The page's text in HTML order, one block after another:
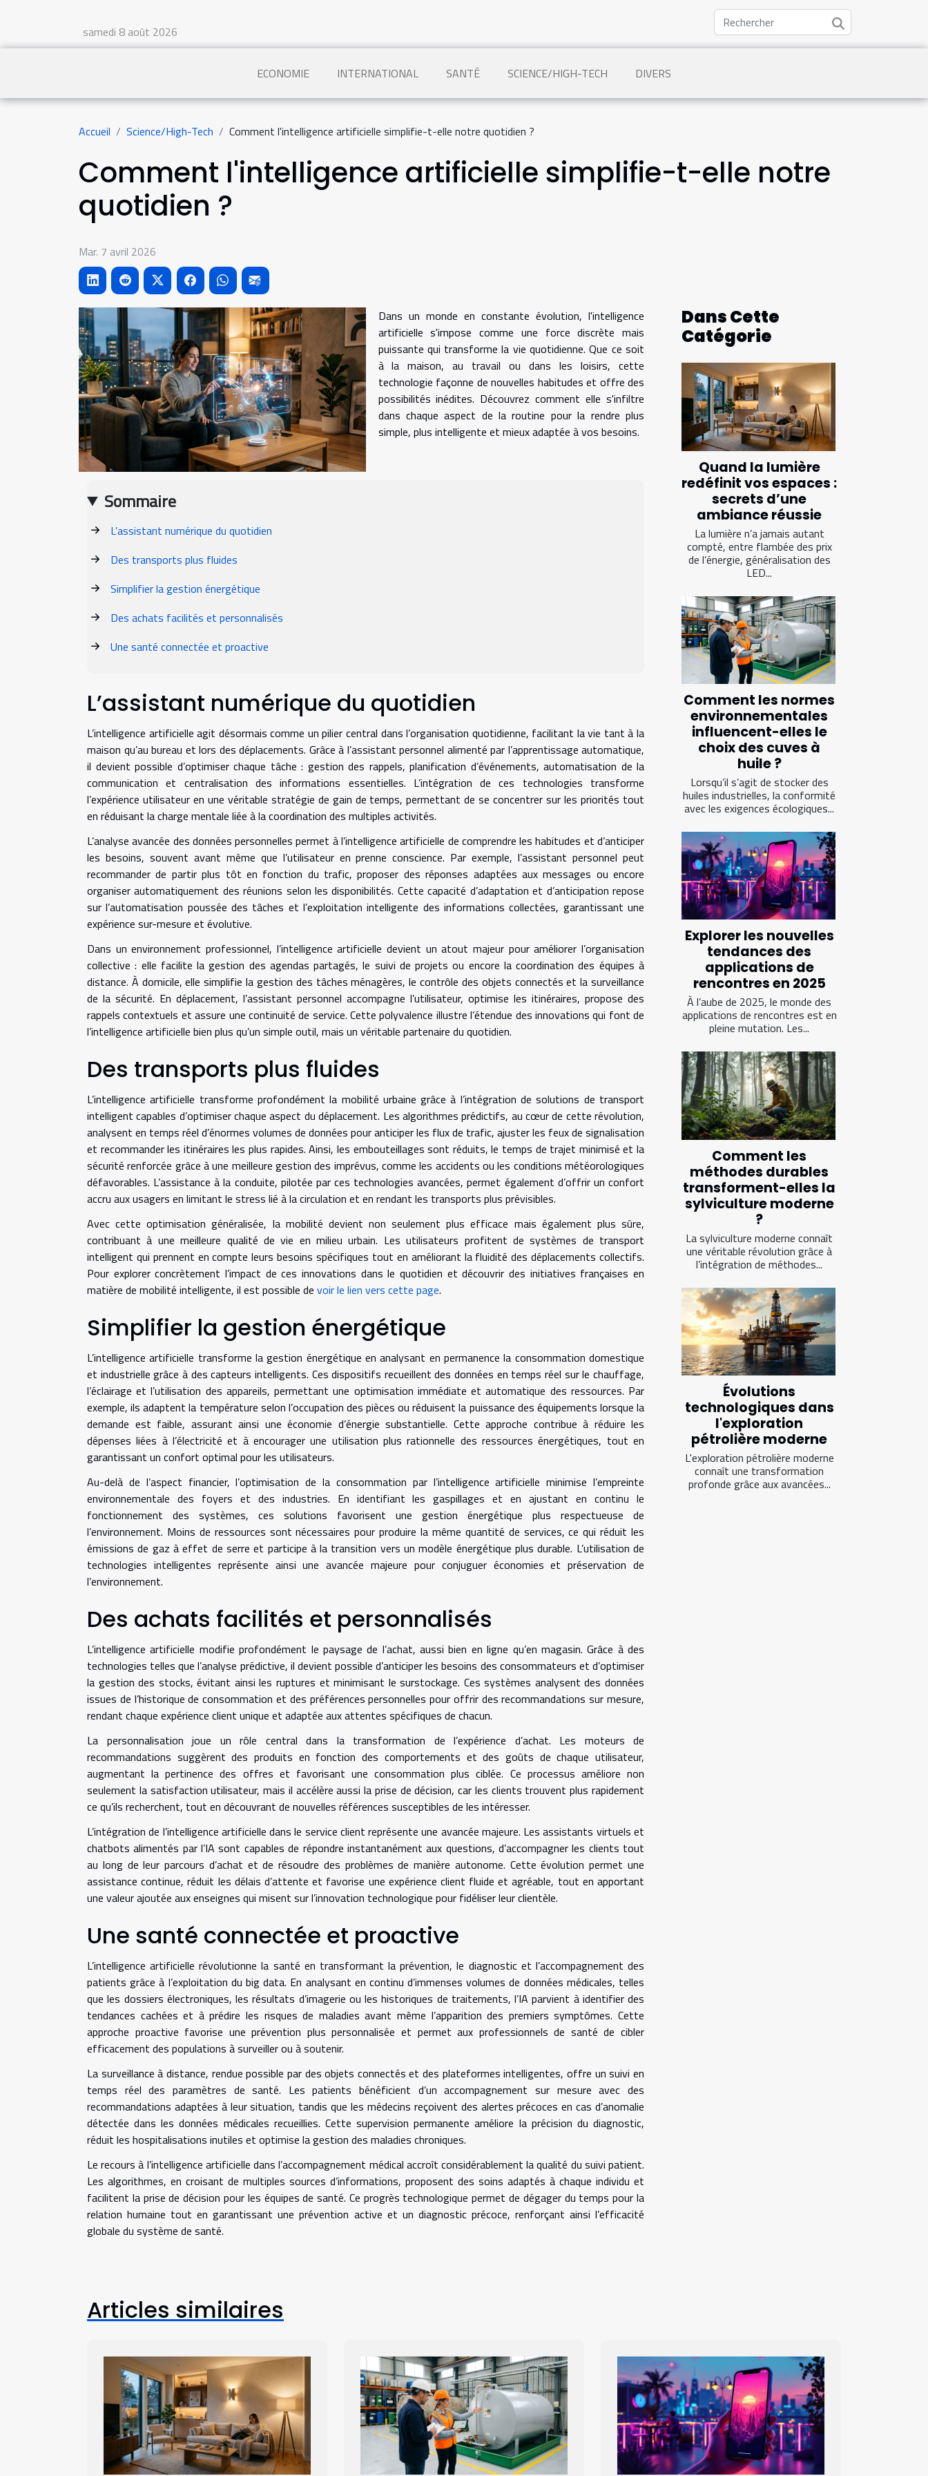
samedi 8 août 2026
ECONOMIE INTERNATIONAL SANTÉ SCIENCE/HIGH-TECH DIVERS
Accueil Science/High-Tech Comment l'intelligence artificielle simplifie-t-elle notre quotidien ?
Comment l'intelligence artificielle simplifie-t-elle notre
quotidien ?
Mar. 7 avril 2026
Sommaire
L’assistant numérique du quotidien
Des transports plus fluides
Simplifier la gestion énergétique
Des achats facilités et personnalisés
Une santé connectée et proactive
Dans un monde en constante évolution, l'intelligence
artificielle s'impose comme une force discrète mais
puissante qui transforme la vie quotidienne. Que ce soit
à la maison, au travail ou dans les loisirs, cette
technologie façonne de nouvelles habitudes et offre des
possibilités inédites. Découvrez comment elle s'infiltre
dans chaque aspect de la routine pour la rendre plus
simple, plus intelligente et mieux adaptée à vos besoins.
L’assistant numérique du quotidien
L’intelligence artificielle agit désormais comme un pilier central dans l’organisation quotidienne, facilitant la vie tant à la
maison qu’au bureau et lors des déplacements. Grâce à l’assistant personnel alimenté par l’apprentissage automatique,
il devient possible d’optimiser chaque tâche : gestion des rappels, planification d’événements, automatisation de la
communication et centralisation des informations essentielles. L’intégration de ces technologies transforme
l’expérience utilisateur en une véritable stratégie de gain de temps, permettant de se concentrer sur les priorités tout
en réduisant la charge mentale liée à la coordination des multiples activités.
L’analyse avancée des données personnelles permet à l’intelligence artificielle de comprendre les habitudes et d’anticiper
les besoins, souvent avant même que l’utilisateur en prenne conscience. Par exemple, l’assistant personnel peut
recommander de partir plus tôt en fonction du trafic, proposer des réponses adaptées aux messages ou encore
organiser automatiquement des réunions selon les disponibilités. Cette capacité d’adaptation et d’anticipation repose
sur l’automatisation poussée des tâches et l’exploitation intelligente des informations collectées, garantissant une
expérience sur-mesure et évolutive.
Dans un environnement professionnel, l’intelligence artificielle devient un atout majeur pour améliorer l’organisation
collective : elle facilite la gestion des agendas partagés, le suivi de projets ou encore la coordination des équipes à
distance. À domicile, elle simplifie la gestion des tâches ménagères, le contrôle des objets connectés et la surveillance
de la sécurité. En déplacement, l’assistant personnel accompagne l’utilisateur, optimise les itinéraires, propose des
rappels contextuels et assure une continuité de service. Cette polyvalence illustre l’étendue des innovations qui font de
l’intelligence artificielle bien plus qu’un simple outil, mais un véritable partenaire du quotidien.
Des transports plus fluides
L’intelligence artificielle transforme profondément la mobilité urbaine grâce à l’intégration de solutions de transport
intelligent capables d’optimiser chaque aspect du déplacement. Les algorithmes prédictifs, au cœur de cette révolution,
analysent en temps réel d’énormes volumes de données pour anticiper les flux de trafic, ajuster les feux de signalisation
et recommander les itinéraires les plus rapides. Ainsi, les embouteillages sont réduits, le temps de trajet minimisé et la
sécurité renforcée grâce à une meilleure gestion des imprévus, comme les accidents ou les conditions météorologiques
défavorables. L’assistance à la conduite, pilotée par ces technologies avancées, permet également d’offrir un confort
accru aux usagers en limitant le stress lié à la circulation et en rendant les transports plus prévisibles.
Avec cette optimisation généralisée, la mobilité devient non seulement plus efficace mais également plus sûre,
contribuant à une meilleure qualité de vie en milieu urbain. Les utilisateurs profitent de systèmes de transport
intelligent qui prennent en compte leurs besoins spécifiques tout en améliorant la fluidité des déplacements collectifs.
Pour explorer concrètement l’impact de ces innovations dans le quotidien et découvrir des initiatives françaises en
matière de mobilité intelligente, il est possible de voir le lien vers cette page.
Simplifier la gestion énergétique
L’intelligence artificielle transforme la gestion énergétique en analysant en permanence la consommation domestique
et industrielle grâce à des capteurs intelligents. Ces dispositifs recueillent des données en temps réel sur le chauffage,
l’éclairage et l’utilisation des appareils, permettant une optimisation immédiate et automatique des ressources. Par
exemple, ils adaptent la température selon l’occupation des pièces ou réduisent la puissance des équipements lorsque la
demande est faible, assurant ainsi une économie d’énergie substantielle. Cette approche contribue à réduire les
dépenses liées à l’électricité et à encourager une utilisation plus rationnelle des ressources énergétiques, tout en
garantissant un confort optimal pour les utilisateurs.
Au-delà de l’aspect financier, l’optimisation de la consommation par l’intelligence artificielle minimise l’empreinte
environnementale des foyers et des industries. En identifiant les gaspillages et en ajustant en continu le
fonctionnement des systèmes, ces solutions favorisent une gestion énergétique plus respectueuse de
l’environnement. Moins de ressources sont nécessaires pour produire la même quantité de services, ce qui réduit les
émissions de gaz à effet de serre et participe à la transition vers un modèle énergétique plus durable. L’utilisation de
technologies intelligentes représente ainsi une avancée majeure pour conjuguer économies et préservation de
l’environnement.
Des achats facilités et personnalisés
L’intelligence artificielle modifie profondément le paysage de l’achat, aussi bien en ligne qu’en magasin. Grâce à des
technologies telles que l’analyse prédictive, il devient possible d’anticiper les besoins des consommateurs et d’optimiser
la gestion des stocks, évitant ainsi les ruptures et minimisant le surstockage. Ces systèmes analysent des données
issues de l’historique de consommation et des préférences personnelles pour offrir des recommandations sur mesure,
rendant chaque expérience client unique et adaptée aux attentes spécifiques de chacun.
La personnalisation joue un rôle central dans la transformation de l’expérience d’achat. Les moteurs de
recommandations suggèrent des produits en fonction des comportements et des goûts de chaque utilisateur,
augmentant la pertinence des offres et favorisant une consommation plus ciblée. Ce processus améliore non
seulement la satisfaction utilisateur, mais il accélère aussi la prise de décision, car les clients trouvent plus rapidement
ce qu’ils recherchent, tout en découvrant de nouvelles références susceptibles de les intéresser.
L’intégration de l’intelligence artificielle dans le service client représente une avancée majeure. Les assistants virtuels et
chatbots alimentés par l’IA sont capables de répondre instantanément aux questions, d’accompagner les clients tout
au long de leur parcours d’achat et de résoudre des problèmes de manière autonome. Cette évolution permet une
assistance continue, réduit les délais d’attente et favorise une expérience client fluide et agréable, tout en apportant
une valeur ajoutée aux enseignes qui misent sur l’innovation technologique pour fidéliser leur clientèle.
Une santé connectée et proactive
L’intelligence artificielle révolutionne la santé en transformant la prévention, le diagnostic et l’accompagnement des
patients grâce à l’exploitation du big data. En analysant en continu d’immenses volumes de données médicales, telles
que les dossiers électroniques, les résultats d’imagerie ou les historiques de traitements, l’IA parvient à identifier des
tendances cachées et à prédire les risques de maladies avant même l’apparition des premiers symptômes. Cette
approche proactive favorise une prévention plus personnalisée et permet aux professionnels de santé de cibler
efficacement des populations à surveiller ou à soutenir.
La surveillance à distance, rendue possible par des objets connectés et des plateformes intelligentes, offre un suivi en
temps réel des paramètres de santé. Les patients bénéficient d’un accompagnement sur mesure avec des
recommandations adaptées à leur situation, tandis que les médecins reçoivent des alertes précoces en cas d’anomalie
détectée dans les données médicales recueillies. Cette supervision permanente améliore la précision du diagnostic,
réduit les hospitalisations inutiles et optimise la gestion des maladies chroniques.
Le recours à l’intelligence artificielle dans l’accompagnement médical accroît considérablement la qualité du suivi patient.
Les algorithmes, en croisant de multiples sources d’informations, proposent des soins adaptés à chaque individu et
facilitent la prise de décision pour les équipes de santé. Ce progrès technologique permet de dégager du temps pour la
relation humaine tout en garantissant une prévention active et un diagnostic précoce, renforçant ainsi l’efficacité
globale du système de santé.
Dans Cette
Catégorie
Quand la lumière
redéfinit vos espaces :
secrets d’une
ambiance réussie
La lumière n’a jamais autant
compté, entre flambée des prix
de l’énergie, généralisation des
LED...
Comment les normes
environnementales
influencent-elles le
choix des cuves à
huile ?
Lorsqu’il s’agit de stocker des
huiles industrielles, la conformité
avec les exigences écologiques...
Explorer les nouvelles
tendances des
applications de
rencontres en 2025
À l’aube de 2025, le monde des
applications de rencontres est en
pleine mutation. Les...
Comment les
méthodes durables
transforment-elles la
sylviculture moderne
?
La sylviculture moderne connaît
une véritable révolution grâce à
l’intégration de méthodes...
Évolutions
technologiques dans
l'exploration
pétrolière moderne
L'exploration pétrolière moderne
connaît une transformation
profonde grâce aux avancées...
Articles similaires